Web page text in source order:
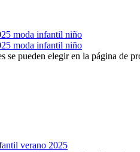
se pueden elegir en la página de